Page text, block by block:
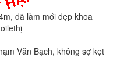
đã làm mới đẹp khoa
Văn Bạch, không sợ kẹt